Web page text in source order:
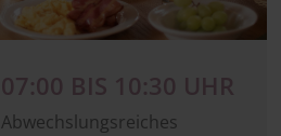
07:00 BIS 10:30 UHR
Abwechslungsreiches